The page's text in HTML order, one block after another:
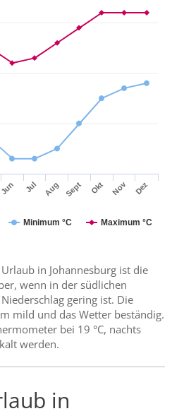
Minimum °C Maximum °C
Jun Jul Aug Sept Okt Nov Dez
in Johannesburg ist die
wenn in der südlichen
gering ist. Die
mild und das Wetter beständig.
bei 19 °C, nachts
werden.
in